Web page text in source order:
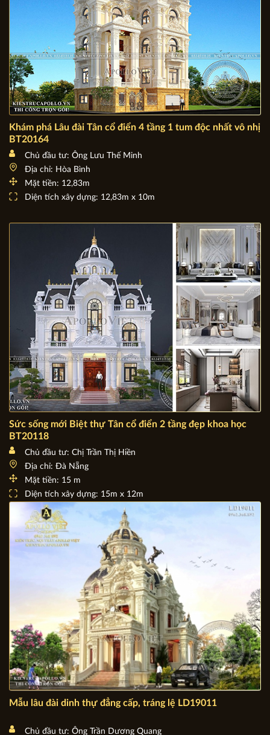
Khám phá Lâu đài Tân cổ điển 4 tầng 1 tum độc nhất vô nhị
BT20164
Chủ đầu tư: Ông Lưu Thế Minh
Diện tích xây dựng: 12,83m x 10m
Sức sống mới Biệt thự Tân cổ điển 2 tầng đẹp khoa học
BT20118
Chủ đầu tư: Chị Trần Thị Hiền
Địa chỉ: Đà Nẵng
Mặt tiền: 15 m
Diện tích xây dựng: 15m x 12m